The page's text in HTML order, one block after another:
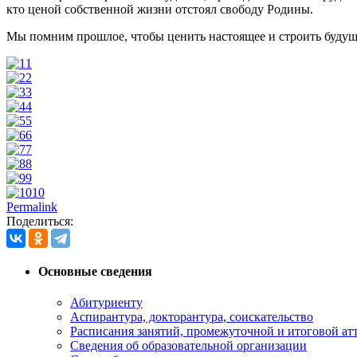
кто ценой собственной жизни отстоял свободу Родины.
Мы помним прошлое, чтобы ценить настоящее и строить
1
2
3
4
5
6
7
8
9
10
Permalink
Поделиться:
Основные сведения
Абитуриенту
Аспирантура, докторантура, соискательство
Расписания занятий, промежуточной и итоговой
Сведения об образовательной организации